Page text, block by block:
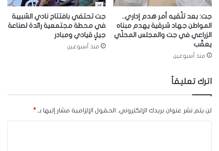
جت: بعد تلّقيه أمر هدم إداري..
المواطن جهاد شرقية يهدم مبناه
الزراعي في جت والمجلس المحلّي
يعقّب
منذ أسبوعين
جت تحتفي بافتتاح نادي الشبيبة
في محطة مجتمعية رائدة لصناعة
جيلٍ قيادي ومبادر
منذ أسبوعين
اترك تعليقاً
لن يتم نشر عنوان بريدك الإلكتروني. الحقول الإلزامية مشار إليها بـ *